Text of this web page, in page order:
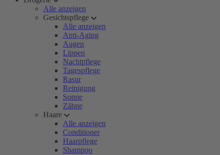
Alle anzeigen
Gesichtspflege
Alle anzeigen
Anti-Aging
Augen
Lippen
Nachtpflege
Tagespflege
Rasur
Reinigung
Sonne
Zähne
Haare
Alle anzeigen
Conditioner
Haarpflege
Shampoo